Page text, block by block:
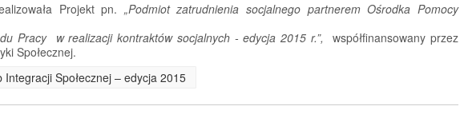
Projekt pn. „Podmiot zatrudnienia socjalnego partnerem Ośrodka Pomocy
Pracy w realizacji kontraktów socjalnych - edycja 2015 r.”,współfinansowany przez
Społecznej.
Integracji Społecznej – edycja 2015